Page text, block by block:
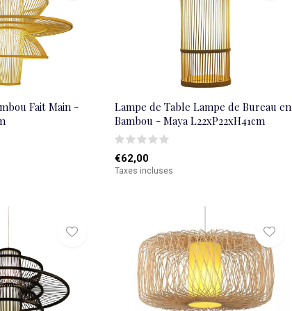
Fait Main -
Lampe de Table Lampe de Bureau en
Bambou - Maya L22xP22xH41cm
€62,00
Taxes incluses